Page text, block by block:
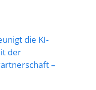
die KI-
der
–